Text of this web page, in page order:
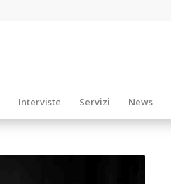
Interviste Servizi News